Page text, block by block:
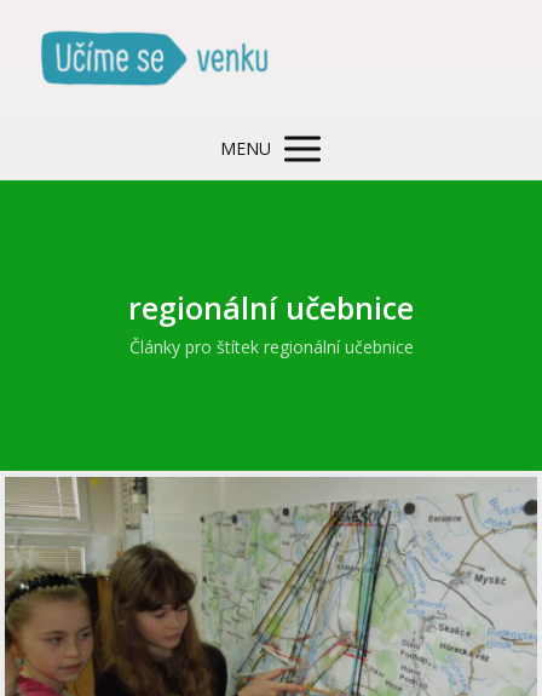
MENU
regionální učebnice
Články pro štítek regionální učebnice